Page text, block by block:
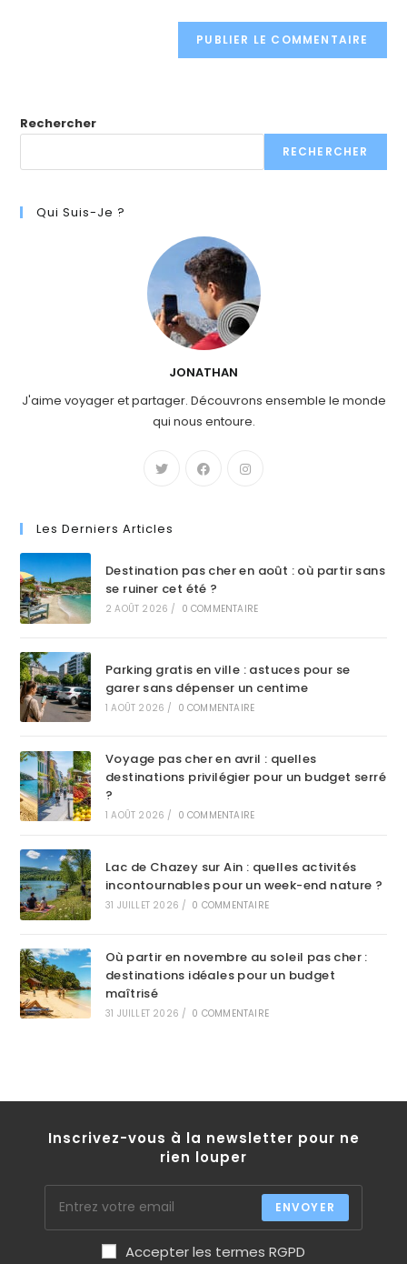
Rechercher
RECHERCHER
Qui Suis-Je ?
JONATHAN
J'aime voyager et partager. Découvrons ensemble le monde
qui nous entoure.
Les Derniers Articles
Destination pas cher en août : où partir sans
se ruiner cet été ?
2 AOÛT 2026 / 0 COMMENTAIRE
Parking gratis en ville : astuces pour se
garer sans dépenser un centime
1 AOÛT 2026 / 0 COMMENTAIRE
Voyage pas cher en avril : quelles
destinations privilégier pour un budget serré
?
1 AOÛT 2026 / 0 COMMENTAIRE
Lac de Chazey sur Ain : quelles activités
incontournables pour un week-end nature ?
31 JUILLET 2026 / 0 COMMENTAIRE
Où partir en novembre au soleil pas cher :
destinations idéales pour un budget
maîtrisé
31 JUILLET 2026 / 0 COMMENTAIRE
Inscrivez-vous à la newsletter pour ne
rien louper
ENVOYER
Accepter les termes RGPD